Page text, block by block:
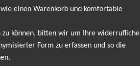
einen Warenkorb und komfortable
können, bitten wir um Ihre widerrufliche
Form zu erfassen und so die